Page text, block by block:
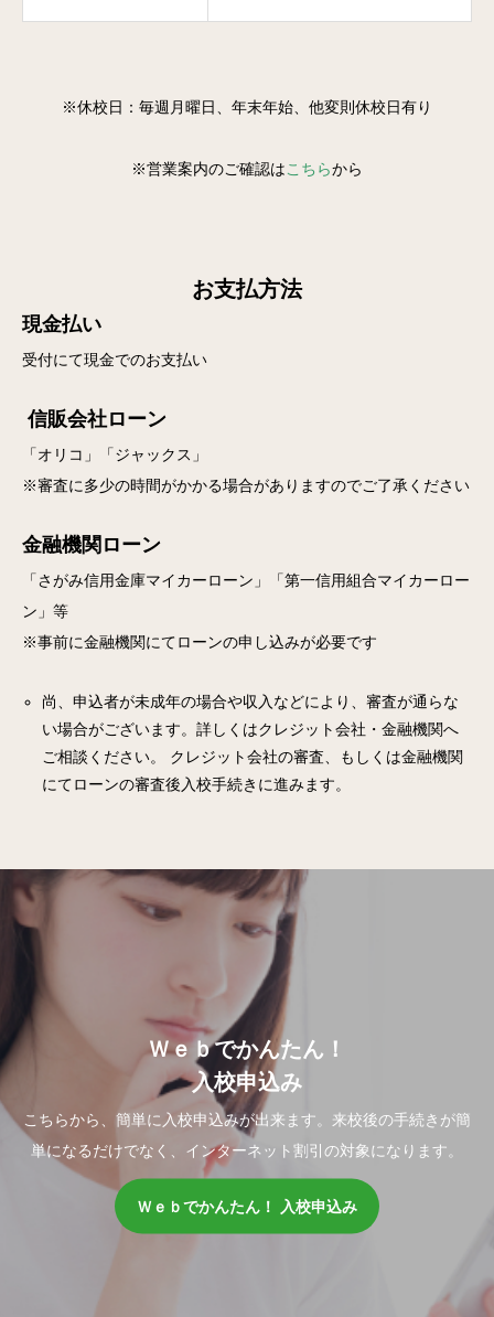
※休校日：毎週月曜日、年末年始、他変則休校日有り
※営業案内のご確認はこちらから
お支払方法
現金払い
受付にて現金でのお支払い
信販会社ローン
「オリコ」「ジャックス」
※審査に多少の時間がかかる場合がありますのでご了承ください
金融機関ローン
「さがみ信用金庫マイカーローン」「第一信用組合マイカーロー
ン」等
※事前に金融機関にてローンの申し込みが必要です
尚、申込者が未成年の場合や収入などにより、審査が通らな
い場合がございます。詳しくはクレジット会社・金融機関へ
ご相談ください。 クレジット会社の審査、もしくは金融機関
にてローンの審査後入校手続きに進みます。
Ｗｅｂでかんたん！
入校申込み
こちらから、簡単に入校申込みが出来ます。来校後の手続きが簡
単になるだけでなく、インターネット割引の対象になります。
Ｗｅｂでかんたん！ 入校申込み